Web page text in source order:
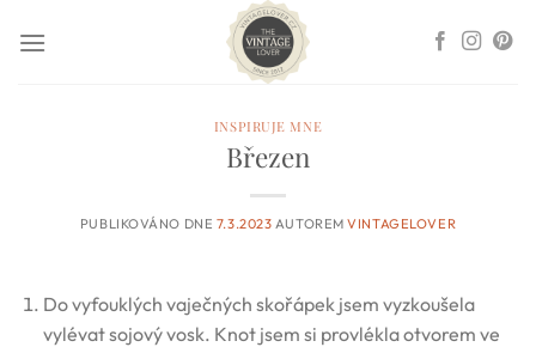
INSPIRUJE MNE
Březen
PUBLIKOVÁNO DNE 7.3.2023 AUTOREMVINTAGELOVER
Do vyfouklých vaječných skořápek jsem vyzkoušela
vylévat sojový vosk. Knot jsem si provlékla otvorem ve